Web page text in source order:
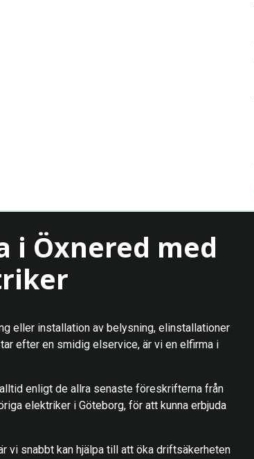
i Öxnered med
eller installation av belysning, elinstallationer
efter en smidig elservice, är vi en elfirma i
enligt de allra senaste föreskrifterna från
elektriker i Göteborg, för att kunna erbjuda
vi snabbt kan hjälpa till att öka driftsäkerheten